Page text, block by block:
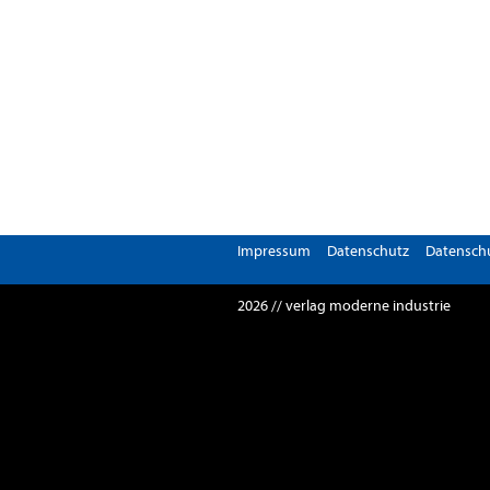
Impressum Datenschutz
2026 // verlag moderne industrie